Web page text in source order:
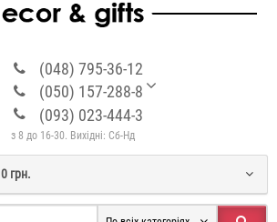
(048) 795-36-12
(050) 157-288-8
(093) 023-444-3
з 8 до 16-30. Вихідні: Сб-Нд
0 грн.